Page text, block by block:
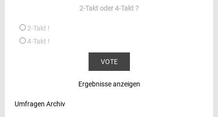
2-Takt oder 4-Takt ?
2-Takt !
4-Takt !
Ergebnisse anzeigen
Umfragen Archiv